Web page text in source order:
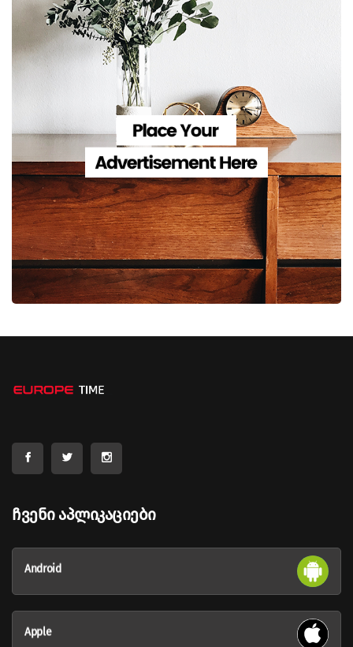
Ჩვენი Აპლიკაციები
Android
Apple